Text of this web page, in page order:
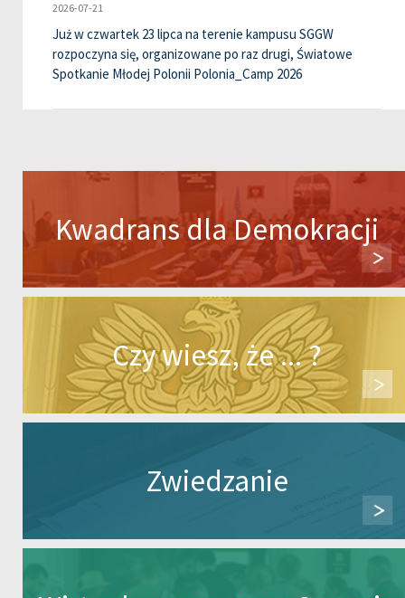
2026-07-21
Już w czwartek 23 lipca na terenie kampusu SGGW
rozpoczyna się, organizowane po raz drugi, Światowe
Spotkanie Młodej Polonii Polonia_Camp 2026
Kwadrans dla Demokracji
Czy wiesz, że ... ?
Zwiedzanie